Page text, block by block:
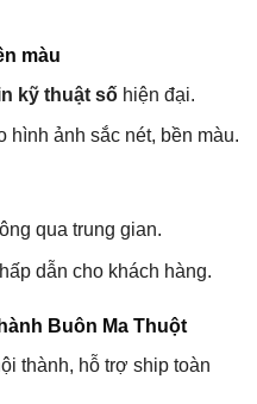
màu
kỹ thuật sốhiện đại.
hình ảnh sắc nét, bền màu.
qua trung gian.
dẫn cho khách hàng.
Buôn Ma Thuột
thành, hỗ trợ ship toàn